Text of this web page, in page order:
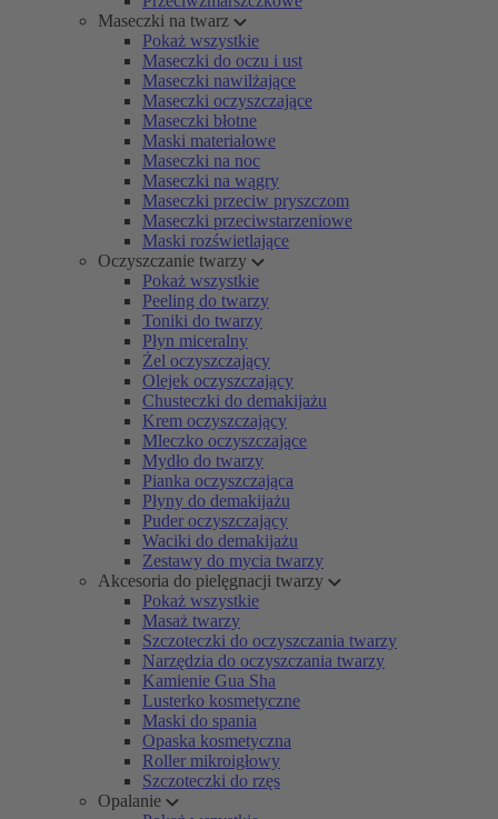
Maseczki na twarz
Pokaż wszystkie
Maseczki do oczu i ust
Maseczki nawilżające
Maseczki oczyszczające
Maseczki błotne
Maski materiałowe
Maseczki na noc
Maseczki na wągry
Maseczki przeciw pryszczom
Maseczki przeciwstarzeniowe
Maski rozświetlające
Oczyszczanie twarzy
Pokaż wszystkie
Peeling do twarzy
Toniki do twarzy
Płyn miceralny
Żel oczyszczający
Olejek oczyszczający
Chusteczki do demakijażu
Krem oczyszczający
Mleczko oczyszczające
Mydło do twarzy
Pianka oczyszczająca
Płyny do demakijażu
Puder oczyszczający
Waciki do demakijażu
Zestawy do mycia twarzy
Akcesoria do pielęgnacji twarzy
Pokaż wszystkie
Masaż twarzy
Szczoteczki do oczyszczania twarzy
Narzędzia do oczyszczania twarzy
Kamienie Gua Sha
Lusterko kosmetyczne
Maski do spania
Opaska kosmetyczna
Roller mikroigłowy
Szczoteczki do rzęs
Opalanie